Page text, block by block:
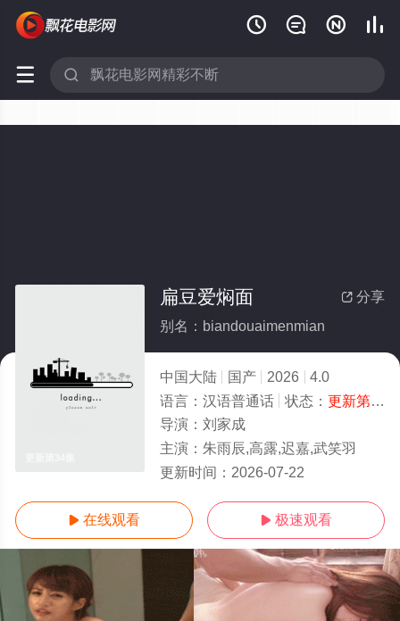
   
 
 分享
扁豆爱焖面
别名：biandouaimenmian
中国大陆 国产 2026
4.0
语言： 汉语普通话 状态： 更新第34集
导演： 刘家成
主演： 朱雨辰,高露,迟嘉,武笑羽
更新时间： 2026-07-22
 在线观看  极速观看